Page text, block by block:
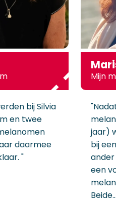
bij Silvia
en twee
daarmee
"
Mijn
jaar)
bij
een